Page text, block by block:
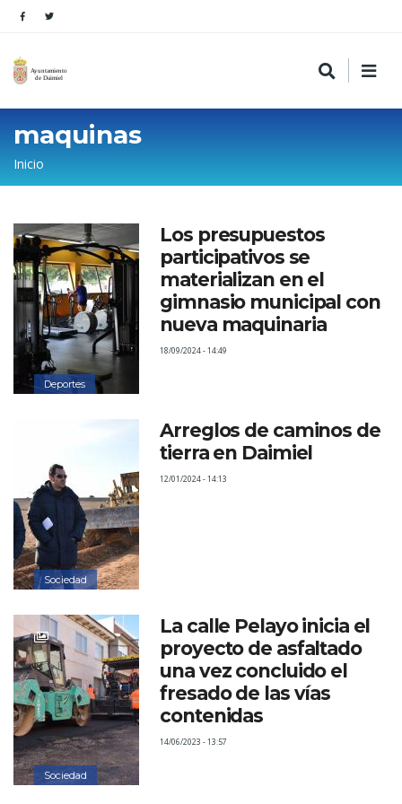
maquinas
Sobrescribir
enlaces
de
ayuda
a
la
navegación
Inicio
Deportes
Los presupuestos
participativos se
materializan en el
gimnasio municipal con
nueva maquinaria
18/09/2024 - 14:49
Sociedad
Arreglos de caminos de
tierra en Daimiel
12/01/2024 - 14:13
Sociedad
La calle Pelayo inicia el
proyecto de asfaltado
una vez concluido el
fresado de las vías
contenidas
14/06/2023 - 13:57